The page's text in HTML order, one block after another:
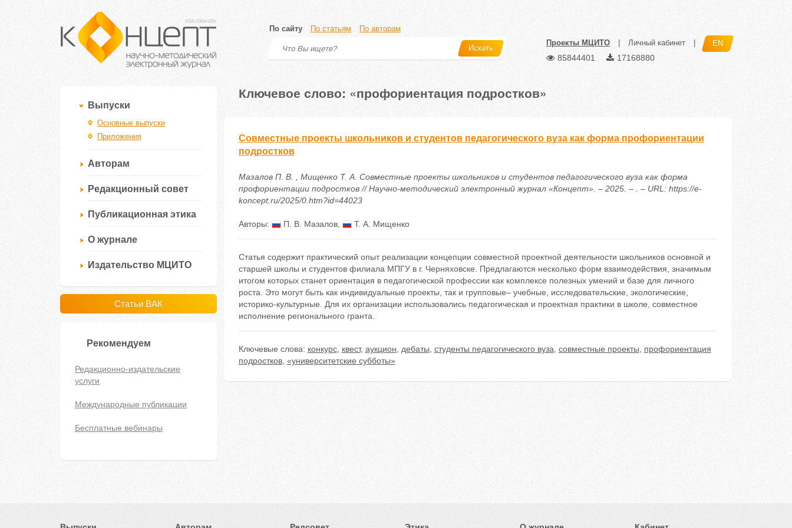
По сайту По статьям По авторам
Искать
Проекты МЦИТО Личный кабинет EN
85844401 17168880
Выпуски
Основные выпуски
Приложения
Авторам
Редакционный совет
Публикационная этика
О журнале
Издательство МЦИТО
Статьи ВАК
Рекомендуем
Редакционно-издательские
услуги
Международные публикации
Бесплатные вебинары
Ключевое слово: «профориентация подростков»
Совместные проекты школьников и студентов педагогического вуза как форма профориентации
подростков
Мазалов П. В. , Мищенко Т. А. Совместные проекты школьников и студентов педагогического вуза как форма
профориентации подростков // Научно-методический электронный журнал «Концепт». – 2025. – . – URL: https://e-
koncept.ru/2025/0.htm?id=44023
Авторы: П. В. Мазалов, Т. А. Мищенко
Статья содержит практический опыт реализации концепции совместной проектной деятельности школьников основной и
старшей школы и студентов филиала МПГУ в г. Черняховске. Предлагаются несколько форм взаимодействия, значимым
итогом которых станет ориентация в педагогической профессии как комплексе полезных умений и базе для личного
роста. Это могут быть как индивидуальные проекты, так и групповые– учебные, исследовательские, экологические,
историко-культурные. Для их организации использовались педагогическая и проектная практики в школе, совместное
исполнение регионального гранта.
Ключевые слова: конкурс, квест, аукцион дебаты студенты педагогического вуза совместные проекты
профориентация
подростков, «университетские субботы»